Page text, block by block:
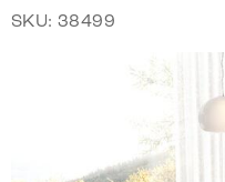
SKU: 38499